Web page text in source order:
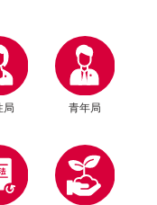
局 青年局